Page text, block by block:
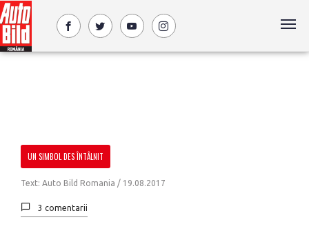
UN SIMBOL DES ÎNTÂLNIT
Text: Auto Bild Romania / 19.08.2017
3 comentarii